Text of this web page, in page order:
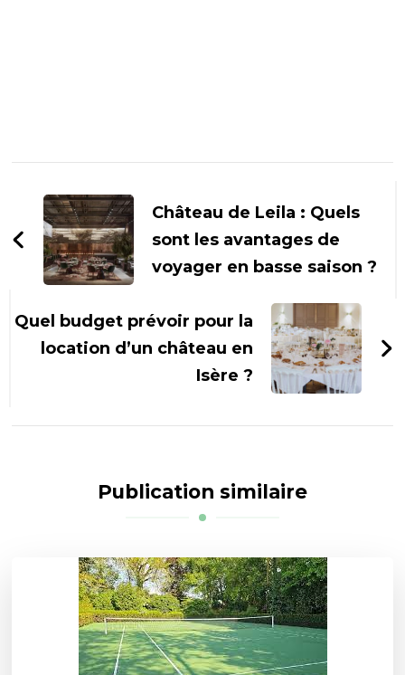
d'article
Château de Leila : Quels
sont les avantages de
voyager en basse saison ?
Quel budget prévoir pour la
location d’un château en
Isère ?
Publication similaire